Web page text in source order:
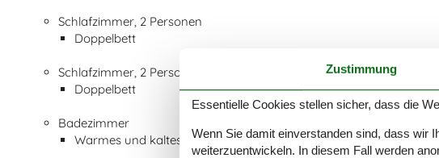
Schlafzimmer, 2 Personen
Doppelbett
Schlafzimmer, 2 Personen
Doppelbett
Badezimmer
Warmes und kaltes Wasser, Dusche
Zustimmung
Essentielle Cookies stellen sicher, dass die
Wenn Sie damit einverstanden sind, dass wir
weiterzuentwickeln. In diesem Fall werden